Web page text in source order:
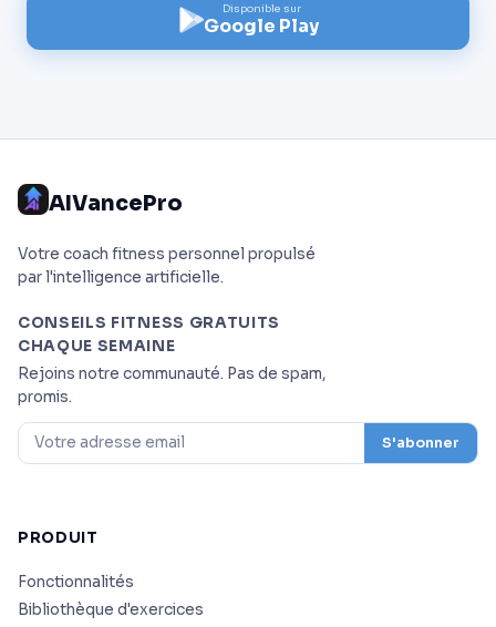
Disponible sur
Google Play
AIVancePro
Votre coach fitness personnel propulsé
par l'intelligence artificielle.
CONSEILS FITNESS GRATUITS
CHAQUE SEMAINE
Rejoins notre communauté. Pas de spam,
promis.
S'abonner
PRODUIT
Fonctionnalités
Bibliothèque d'exercices